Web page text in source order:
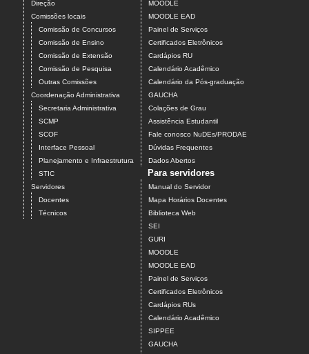
Direção
Comissões locais
Comissão de Concursos
Comissão de Ensino
Comissão de Extensão
Comissão de Pesquisa
Outras Comissões
Coordenação Administrativa
Secretaria Administrativa
SCMP
SCOF
Interface Pessoal
Planejamento e Infraestrutura
STIC
Servidores
Docentes
Técnicos
MOODLE
MOODLE EAD
Painel de Serviços
Certificados Eletrônicos
Cardápios RU
Calendário Acadêmico
Calendário da Pós-graduação
GAUCHA
Colações de Grau
Assistência Estudantil
Fale conosco NuDEs/PRODAE
Dúvidas Frequentes
Dados Abertos
Para servidores
Manual do Servidor
Mapa Horários Docentes
Biblioteca Web
SEI
GURI
MOODLE
MOODLE EAD
Painel de Serviços
Certificados Eletrônicos
Cardápios RUs
Calendário Acadêmico
SIPPEE
GAUCHA